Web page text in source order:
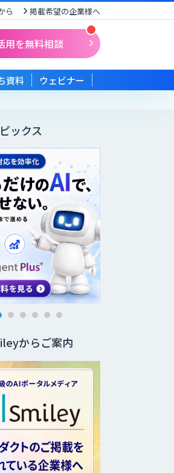
ら 掲載希望の企業様へ
用を無料相談
資料 ウェビナー
ックス
からご案内